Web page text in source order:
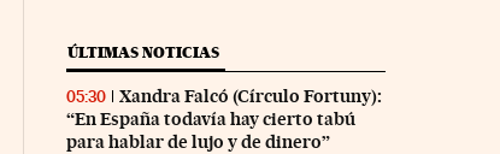
ÚLTIMAS NOTICIAS
05:30
Xandra Falcó (Círculo Fortuny):
“En España todavía hay cierto tabú
para hablar de lujo y de dinero”